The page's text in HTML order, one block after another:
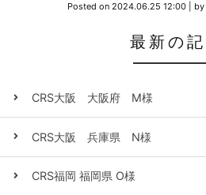
Posted on 2024.06.25 12:00 by
最新の
CRS大阪 大阪府 M様
CRS大阪 兵庫県 N様
CRS福岡 福岡県 O様